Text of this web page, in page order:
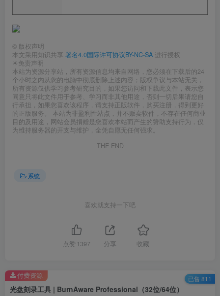
© 版权声明
本文采用知识共享 署名4.0国际许可协议BY-NC-SA 进行授权
☀免责声明
本站为资源分享站，所有资源信息均来自网络，您必须在下载后的24
个小时之内从您的电脑中彻底删除上述内容；版权争议与本站无关，
所有资源仅供学习参考研究目的，如果您访问和下载此文件，表示您
同意只将此文件用于参考、学习而非其他用途，否则一切后果请您自
行承担，如果您喜欢该程序，请支持正版软件，购买注册，得到更好
的正版服务。 本站为非盈利性站点，并不贩卖软件，不存在任何商业
目的及用途，网站会员捐赠是您喜欢本站而产生的赞助支持行为，仅
为维持服务器的开支与维护，全凭自愿无任何强求。
THE END
系统
喜欢就支持一下吧
点赞 1397 分享 收藏
光盘刻录工具 | BurnAware Professional（32位/64位）
付费资源 已售 811